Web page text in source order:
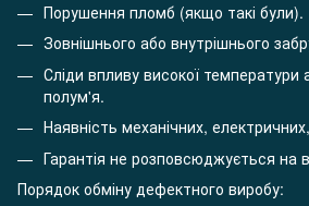
Порушення пломб (якщо такі були).
Зовнішнього або внутрішнього
Сліди впливу високої температури
полум'я.
Наявність механічних,
Гарантія не розповсюджується на
Порядок обміну дефектного виробу: